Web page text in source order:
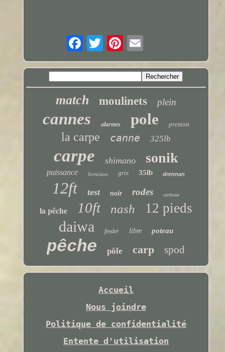
match moulinets plein
cannes alarmes pole preston
la carpe canne 325lb
carpe shimano sonik
puissance livraison gris 35lb drennan
12ft test noir rodes carbone
la pêche 10ft nash 12 pieds
daiwa feeder libre poteau
pêche pôle carp spod
Accueil
Nous joindre
Politique de confidentialité
Entente d'utilisation